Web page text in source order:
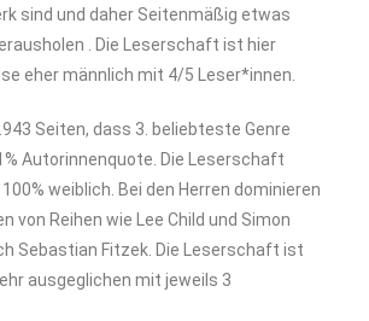
sind und daher Seitenmäßig etwas
. Die Leserschaft ist hier
eher männlich mit 4/5 Leser*innen.
Seiten, dass 3. beliebteste Genre
Autorinnenquote. Die Leserschaft
weiblich. Bei den Herren dominieren
von Reihen wie Lee Child und Simon
Sebastian Fitzek. Die Leserschaft ist
ausgeglichen mit jeweils 3